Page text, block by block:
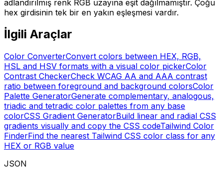
adlandırılmış renk RGB uzayına eşit dağılmamıştır. Çoğu
hex girdisinin tek bir en yakın eşleşmesi vardır.
İlgili Araçlar
Color ConverterConvert colors between HEX, RGB,
HSL and HSV formats with a visual color pickerColor
Contrast CheckerCheck WCAG AA and AAA contrast
ratio between foreground and background colorsColor
Palette GeneratorGenerate complementary, analogous,
triadic and tetradic color palettes from any base
colorCSS Gradient GeneratorBuild linear and radial CSS
gradients visually and copy the CSS codeTailwind Color
FinderFind the nearest Tailwind CSS color class for any
HEX or RGB value
JSON